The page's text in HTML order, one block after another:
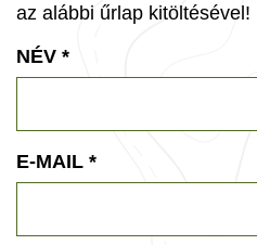
az alábbi űrlap kitöltésével!
NÉV *
E-MAIL *